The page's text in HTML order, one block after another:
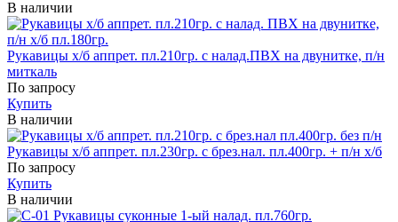
В наличии
Рукавицы х/б аппрет. пл.210гр. с налад.ПВХ на двунитке, п/н
миткаль
По запросу
Купить
В наличии
Рукавицы х/б аппрет. пл.230гр. с брез.нал. пл.400гр. + п/н х/б
По запросу
Купить
В наличии